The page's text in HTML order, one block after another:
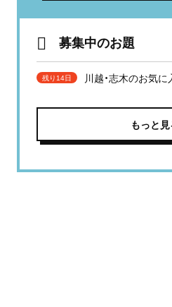
募集中のお題
残り14日 川越・志木のお気に
もっと見